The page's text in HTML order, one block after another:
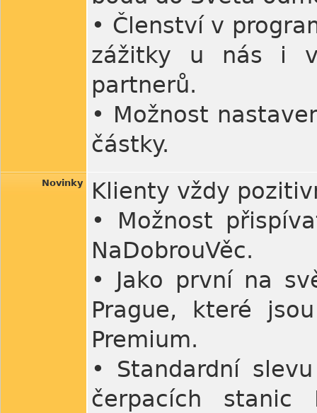
• Členství v
zážitky u nás i v
partnerů.
• Možnost
částky.
Novinky
Klienty vždy
• Možnost
NaDobrouVěc.
• Jako první na
Prague, které
Premium.
• Standardní
čerpacích